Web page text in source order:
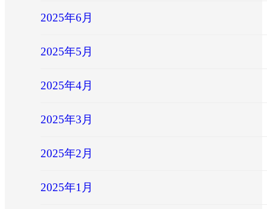
2025年6月
2025年5月
2025年4月
2025年3月
2025年2月
2025年1月